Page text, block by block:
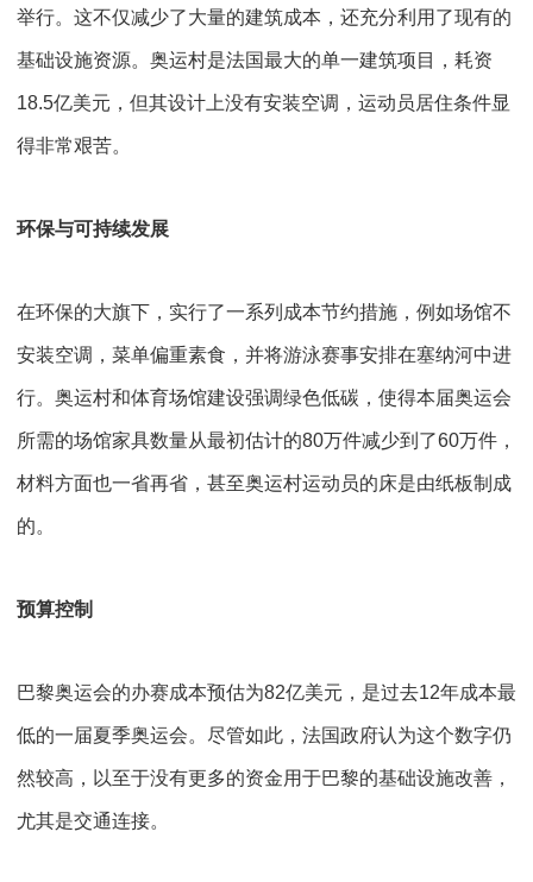
举行。这不仅减少了大量的建筑成本，还充分利用了现有的
基础设施资源。奥运村是法国最大的单一建筑项目，耗资
18.5亿美元，但其设计上没有安装空调，运动员居住条件显
得非常艰苦。
环保与可持续发展
在环保的大旗下，实行了一系列成本节约措施，例如场馆不
安装空调，菜单偏重素食，并将游泳赛事安排在塞纳河中进
行。奥运村和体育场馆建设强调绿色低碳，使得本届奥运会
所需的场馆家具数量从最初估计的80万件减少到了60万件，
材料方面也一省再省，甚至奥运村运动员的床是由纸板制成
的。
预算控制
巴黎奥运会的办赛成本预估为82亿美元，是过去12年成本最
低的一届夏季奥运会。尽管如此，法国政府认为这个数字仍
然较高，以至于没有更多的资金用于巴黎的基础设施改善，
尤其是交通连接。